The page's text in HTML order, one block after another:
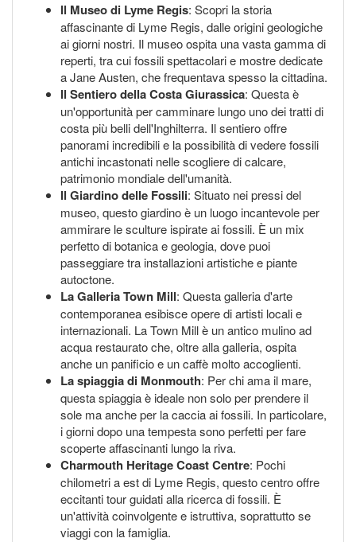
Il Museo di Lyme Regis: Scopri la storia
affascinante di Lyme Regis, dalle origini geologiche
ai giorni nostri. Il museo ospita una vasta gamma di
reperti, tra cui fossili spettacolari e mostre dedicate
a Jane Austen, che frequentava spesso la cittadina.
Il Sentiero della Costa Giurassica: Questa è
un'opportunità per camminare lungo uno dei tratti di
costa più belli dell'Inghilterra. Il sentiero offre
panorami incredibili e la possibilità di vedere fossili
antichi incastonati nelle scogliere di calcare,
patrimonio mondiale dell'umanità.
Il Giardino delle Fossili: Situato nei pressi del
museo, questo giardino è un luogo incantevole per
ammirare le sculture ispirate ai fossili. È un mix
perfetto di botanica e geologia, dove puoi
passeggiare tra installazioni artistiche e piante
autoctone.
La Galleria Town Mill: Questa galleria d'arte
contemporanea esibisce opere di artisti locali e
internazionali. La Town Mill è un antico mulino ad
acqua restaurato che, oltre alla galleria, ospita
anche un panificio e un caffè molto accoglienti.
La spiaggia di Monmouth: Per chi ama il mare,
questa spiaggia è ideale non solo per prendere il
sole ma anche per la caccia ai fossili. In particolare,
i giorni dopo una tempesta sono perfetti per fare
scoperte affascinanti lungo la riva.
Charmouth Heritage Coast Centre: Pochi
chilometri a est di Lyme Regis, questo centro offre
eccitanti tour guidati alla ricerca di fossili. È
un'attività coinvolgente e istruttiva, soprattutto se
viaggi con la famiglia.